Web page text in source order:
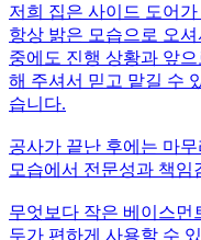
저희 집은 사이드 도어
항상 밝은 모습으로 오
중에도 진행 상황과 앞
해 주셔서 믿고 맡길 수
습니다.
공사가 끝난 후에는 마
모습에서 전문성과 책
무엇보다 작은 베이스먼
두가 편하게 사용할 수